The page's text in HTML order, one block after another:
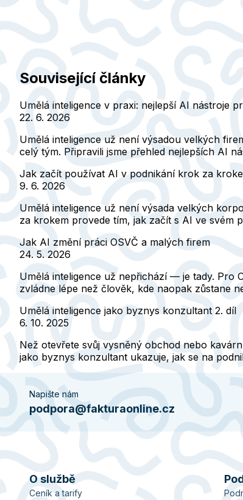
Související články
Umělá inteligence v praxi: nejlepší AI nástroje
22. 6. 2026
Umělá inteligence už není výsadou velkých
celý tým. Připravili jsme přehled nejlepších AI
Jak začít používat AI v podnikání krok za
9. 6. 2026
Umělá inteligence už není výsada velkých
za krokem provede tím, jak začít s AI ve svém
Jak AI změní práci OSVČ a malých firem
24. 5. 2026
Umělá inteligence už nepřichází — je tady. Pro
zvládne lépe než člověk, kde naopak zůstane
Umělá inteligence jako byznys konzultant 2. díl
6. 10. 2025
Než otevřete svůj vysněný obchod nebo
jako byznys konzultant ukazuje, jak se na
Napište nám
podpora@fakturaonline.cz
O službě
Ceník a tarify